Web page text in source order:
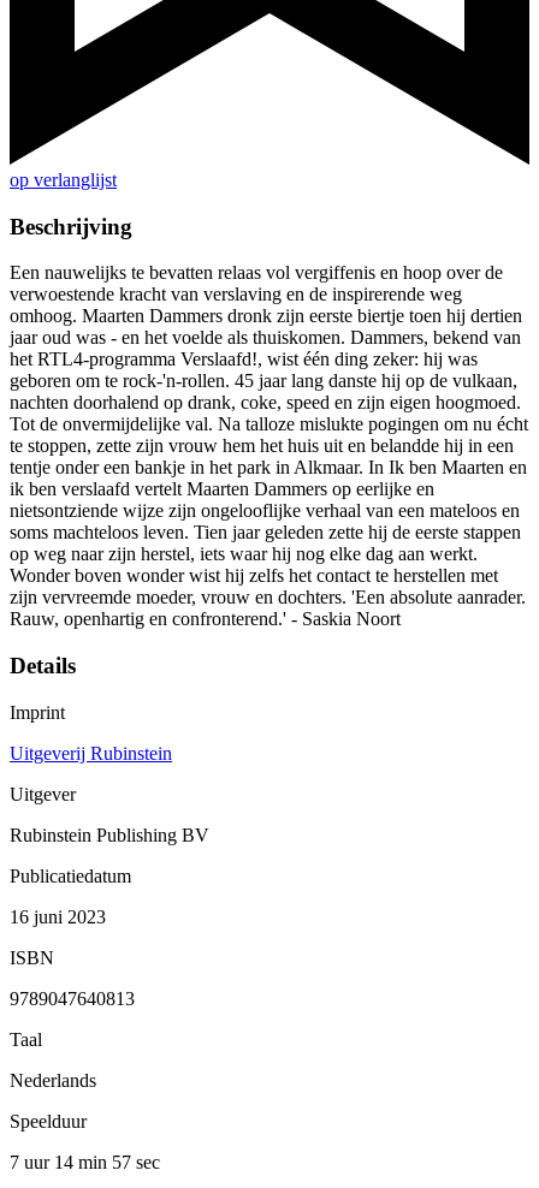
op verlanglijst
Beschrijving
Een nauwelijks te bevatten relaas vol vergiffenis en hoop over de
verwoestende kracht van verslaving en de inspirerende weg
omhoog. Maarten Dammers dronk zijn eerste biertje toen hij dertien
jaar oud was - en het voelde als thuiskomen. Dammers, bekend van
het RTL4-programma Verslaafd!, wist één ding zeker: hij was
geboren om te rock-'n-rollen. 45 jaar lang danste hij op de vulkaan,
nachten doorhalend op drank, coke, speed en zijn eigen hoogmoed.
Tot de onvermijdelijke val. Na talloze mislukte pogingen om nu écht
te stoppen, zette zijn vrouw hem het huis uit en belandde hij in een
tentje onder een bankje in het park in Alkmaar. In Ik ben Maarten en
ik ben verslaafd vertelt Maarten Dammers op eerlijke en
nietsontziende wijze zijn ongelooflijke verhaal van een mateloos en
soms machteloos leven. Tien jaar geleden zette hij de eerste stappen
op weg naar zijn herstel, iets waar hij nog elke dag aan werkt.
Wonder boven wonder wist hij zelfs het contact te herstellen met
zijn vervreemde moeder, vrouw en dochters. 'Een absolute aanrader.
Rauw, openhartig en confronterend.' - Saskia Noort
Details
Imprint
Uitgeverij Rubinstein
Uitgever
Rubinstein Publishing BV
Publicatiedatum
16 juni 2023
ISBN
9789047640813
Taal
Nederlands
Speelduur
7 uur 14 min 57 sec